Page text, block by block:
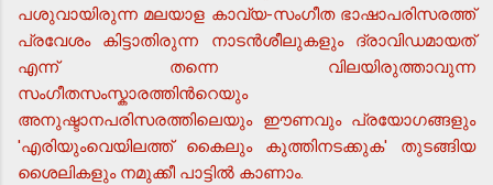
പശുവായിരുന്ന മലയാള കാവ്യ-സംഗീത ഭാഷാപരിസരത്ത്
പ്രവേശം കിട്ടാതിരുന്ന നാടന്‍ശീലുകളും ദ്രാവിഡമായത്
എന്ന് തന്നെ വിലയിരുത്താവുന്ന
സംഗീതസംസ്കാരത്തിന്‍റെയും
അനുഷ്ടാനപരിസരത്തിലെയും ഈണവും പ്രയോഗങ്ങളും
'എരിയുംവെയിലത്ത് കൈലും കുത്തിനടക്കുക' തുടങ്ങിയ
ശൈലികളും നമുക്കീ പാട്ടില്‍ കാണാം.